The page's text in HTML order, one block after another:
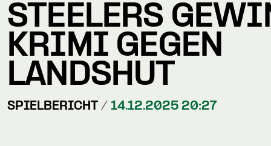
STEELERS
KRIMI GEGEN
LANDSHUT
SPIELBERICHT / 14.12.2025 20:27